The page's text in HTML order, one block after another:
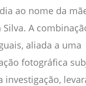
ao nome da
Silva. A
aliada a uma
fotográfica
investigação,